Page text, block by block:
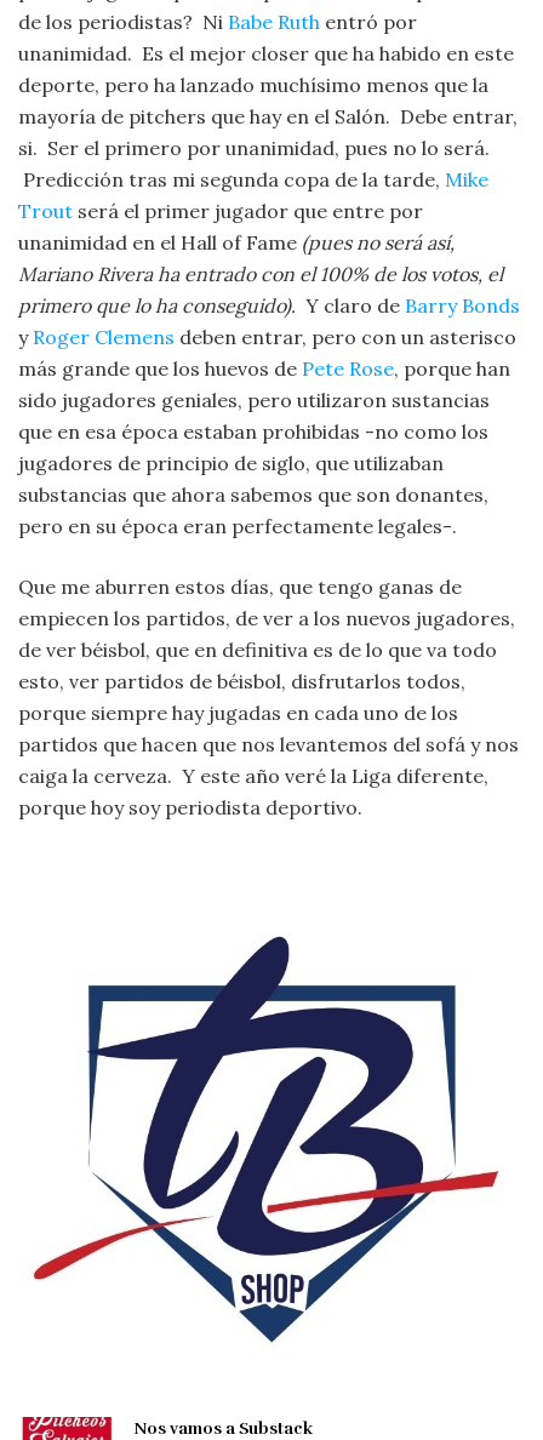
de los periodistas? Ni Babe Ruth entró por
unanimidad. Es el mejor closer que ha habido en este
deporte, pero ha lanzado muchísimo menos que la
mayoría de pitchers que hay en el Salón. Debe entrar,
si. Ser el primero por unanimidad, pues no lo será.
Predicción tras mi segunda copa de la tarde, Mike
Trout será el primer jugador que entre por
unanimidad en el Hall of Fame (pues no será así,
Mariano Rivera ha entrado con el 100% de los votos, el
primero que lo ha conseguido). Y claro de Barry Bonds
y Roger Clemens deben entrar, pero con un asterisco
más grande que los huevos de Pete Rose, porque han
sido jugadores geniales, pero utilizaron sustancias
que en esa época estaban prohibidas -no como los
jugadores de principio de siglo, que utilizaban
substancias que ahora sabemos que son donantes,
pero en su época eran perfectamente legales-.
Que me aburren estos días, que tengo ganas de
empiecen los partidos, de ver a los nuevos jugadores,
de ver béisbol, que en definitiva es de lo que va todo
esto, ver partidos de béisbol, disfrutarlos todos,
porque siempre hay jugadas en cada uno de los
partidos que hacen que nos levantemos del sofá y nos
caiga la cerveza. Y este año veré la Liga diferente,
porque hoy soy periodista deportivo.
Nos vamos a Substack